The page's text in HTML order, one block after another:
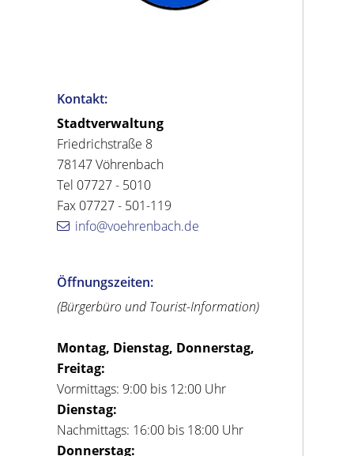
Kontakt:
Stadtverwaltung
Friedrichstraße 8
78147 Vöhrenbach
Tel 07727 - 5010
Fax 07727 - 501-119
info@voehrenbach.de
Öffnungszeiten:
(Bürgerbüro und Tourist-Information)
Montag, Dienstag, Donnerstag,
Freitag:
Vormittags: 9:00 bis 12:00 Uhr
Dienstag:
Nachmittags: 16:00 bis 18:00 Uhr
Donnerstag: